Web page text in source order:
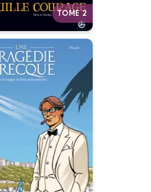
TOME 2
tragédie
Vol. 02/2
Date de parution :
tomes